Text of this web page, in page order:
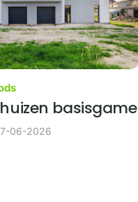
basisgame
06-2026